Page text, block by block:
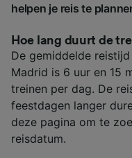
helpen je reis te
Hoe lang duurt de
De gemiddelde
Madrid is 6 uur en 15
treinen per dag. De
feestdagen langer
deze pagina om te
reisdatum.